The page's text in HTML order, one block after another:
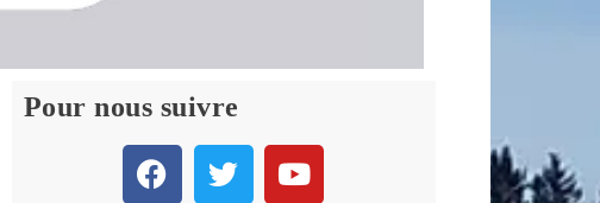
Pour nous suivre